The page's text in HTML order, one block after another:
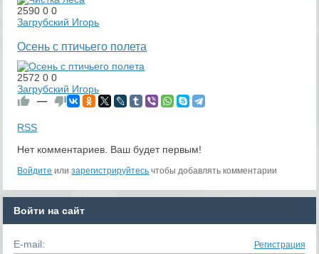
259000
Загрубский Игорь
Осень с птичьего полета
257200
Загрубский Игорь
—
RSS
Нет комментариев. Ваш будет первым!
Войдите илизарегистрируйтесь чтобы добавлять комментарии
Войти на сайт
E-mail: Регистрация